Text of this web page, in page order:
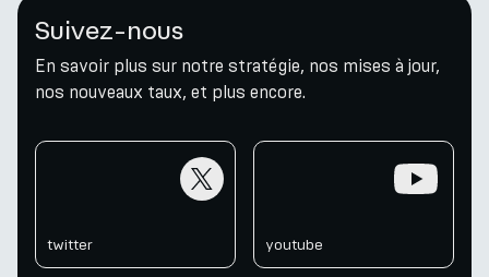
Suivez-nous
En savoir plus sur notre stratégie, nos mises à jour,
nos nouveaux taux, et plus encore.
twitter youtube